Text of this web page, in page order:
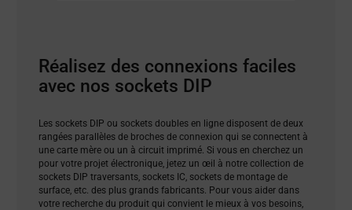
Réalisez des connexions faciles
avec nos sockets DIP
Les sockets DIP ou sockets doubles en ligne disposent de deux
rangées parallèles de broches de connexion qui se connectent à
une carte mère ou un à circuit imprimé. Si vous en cherchez un
pour votre projet électronique, jetez un œil à notre collection de
sockets DIP traversants, sockets IC, sockets de montage de
surface, etc. des plus grands fabricants. Pour vous aider dans
votre recherche du produit qui convient le mieux à vos besoins,